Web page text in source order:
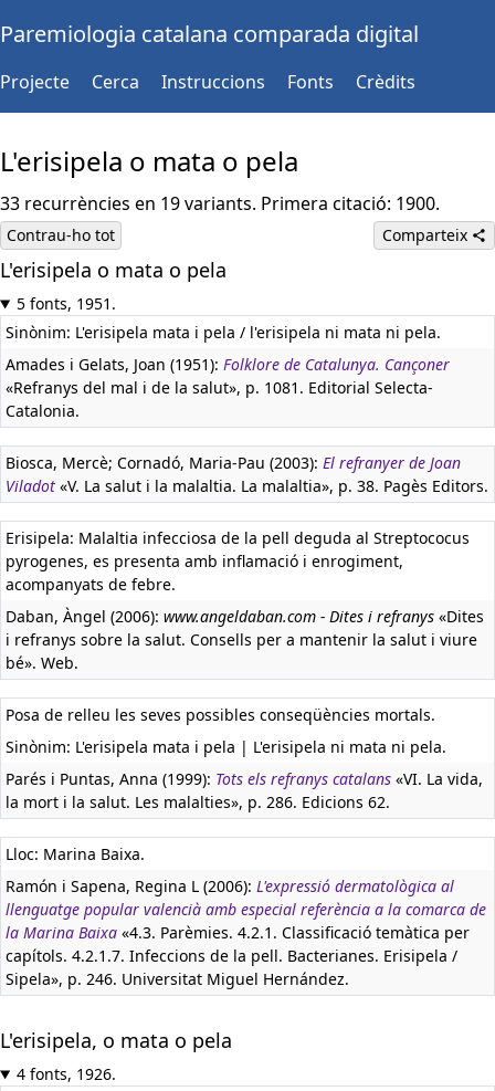
Paremiologia catalana comparada digital
Projecte Cerca Instruccions Fonts Crèdits
L'erisipela o mata o pela
33 recurrències en 19 variants. Primera citació: 1900.
Contrau-ho tot Comparteix
L'erisipela o mata o pela
5 fonts, 1951.
Sinònim: L'erisipela mata i pela / l'erisipela ni mata ni pela.
Amades i Gelats, Joan (1951): Folklore de Catalunya. Cançoner
«Refranys del mal i de la salut», p. 1081. Editorial Selecta-
Catalonia.
Biosca, Mercè; Cornadó, Maria-Pau (2003): El refranyer de Joan
Viladot «V. La salut i la malaltia. La malaltia», p. 38. Pagès Editors.
Erisipela: Malaltia infecciosa de la pell deguda al Streptococus
pyrogenes, es presenta amb inflamació i enrogiment,
acompanyats de febre.
Daban, Àngel (2006): www.angeldaban.com - Dites i refranys «Dites
i refranys sobre la salut. Consells per a mantenir la salut i viure
bé». Web.
Posa de relleu les seves possibles conseqüències mortals.
Sinònim: L'erisipela mata i pela | L'erisipela ni mata ni pela.
Parés i Puntas, Anna (1999): Tots els refranys catalans «VI. La vida,
la mort i la salut. Les malalties», p. 286. Edicions 62.
Lloc: Marina Baixa.
Ramón i Sapena, Regina L (2006): L'expressió dermatològica al
llenguatge popular valencià amb especial referència a la comarca de
la Marina Baixa «4.3. Parèmies. 4.2.1. Classificació temàtica per
capítols. 4.2.1.7. Infeccions de la pell. Bacterianes. Erisipela /
Sipela», p. 246. Universitat Miguel Hernández.
L'erisipela, o mata o pela
4 fonts, 1926.